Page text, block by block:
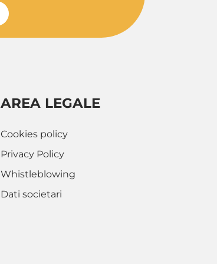
AREA LEGALE
Cookies policy
Privacy Policy
Whistleblowing
Dati societari